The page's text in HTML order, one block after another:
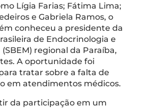
Lígia Farias; Fátima Lima;
e Gabriela Ramos, o
conheceu a presidente da
de Endocrinologia e
regional da Paraíba,
A oportunidade foi
tratar sobre a falta de
em atendimentos médicos.
da participação em um